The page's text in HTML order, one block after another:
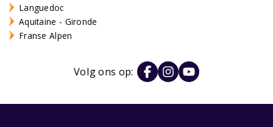
Languedoc
Aquitaine - Gironde
Franse Alpen
Volg ons op: